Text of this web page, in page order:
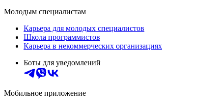
Молодым специалистам
Карьера для молодых специалистов
Школа программистов
Карьера в некоммерческих организациях
Боты для уведомлений
Мобильное приложение